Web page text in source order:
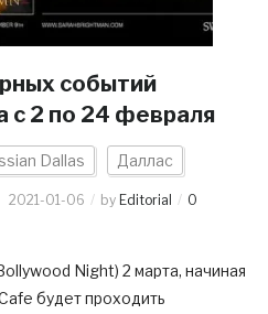
событий
с 2 по 24 февраля
Dallas Даллас
2021-01-06 by Editorial
0
Night) 2 марта, начиная
будет проходить